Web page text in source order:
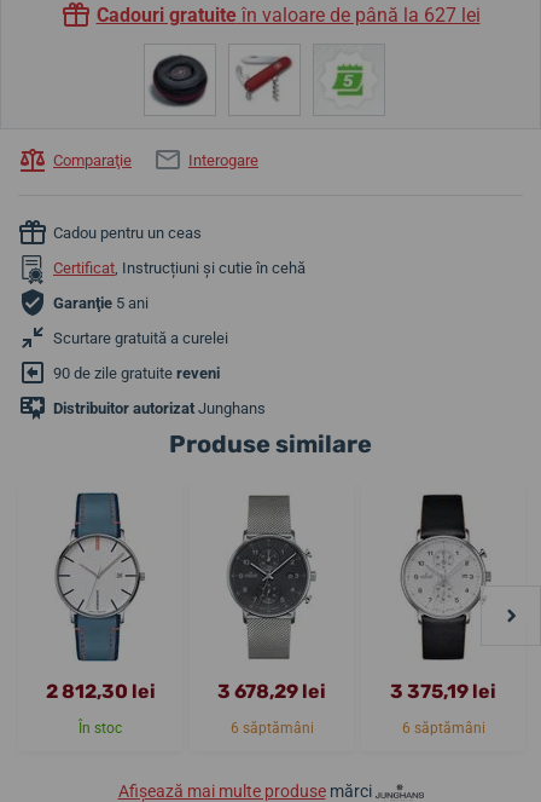
Cadouri gratuiteîn valoare de până la 627 lei
Comparaţie Interogare
Cadou pentru un ceas
Certificat, Instrucțiuni și cutie în cehă
Garanţie 5 ani
Scurtare gratuită a curelei
90 de zile gratuite reveni
Distribuitor autorizat Junghans
Produse similare
2 812,30 lei
În stoc
3 678,29 lei
6 săptămâni
3 375,19 lei
6 săptămâni
Afișează mai multe produsemărci